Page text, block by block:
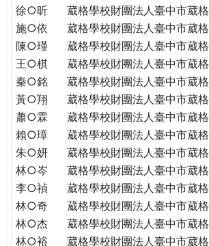
GLOBAL
CITIZENSHIP
徐○昕
葳格學校財團法人臺中市葳
施○依
葳格學校財團法人臺中市葳
陳○瑾
葳格學校財團法人臺中市葳
王○棋
葳格學校財團法人臺中市葳
秦○銘
葳格學校財團法人臺中市葳
黃○翔
葳格學校財團法人臺中市葳
蕭○霖
葳格學校財團法人臺中市葳
賴○璋
葳格學校財團法人臺中市葳
朱○妍
葳格學校財團法人臺中市葳
林○岑
葳格學校財團法人臺中市葳
李○禎
葳格學校財團法人臺中市葳
林○奇
葳格學校財團法人臺中市葳
林○杰
葳格學校財團法人臺中市葳
林○裕
葳格學校財團法人臺中市葳